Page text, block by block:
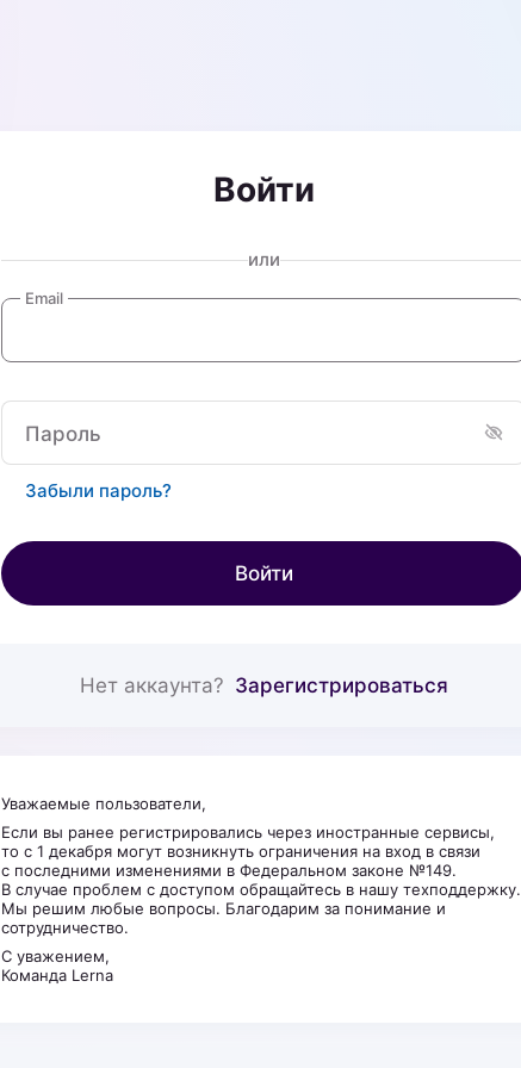
Войти
или
Email
Пароль
Забыли пароль?
Войти
Нет аккаунта? Зарегистрироваться
Уважаемые пользователи,
Если вы ранее регистрировались через иностранные сервисы,
то с 1 декабря могут возникнуть ограничения на вход в связи
с последними изменениями в Федеральном законе №149.
В случае проблем с доступом обращайтесь в нашу техподдержку.
Мы решим любые вопросы. Благодарим за понимание и
сотрудничество.
С уважением,
Команда Lerna